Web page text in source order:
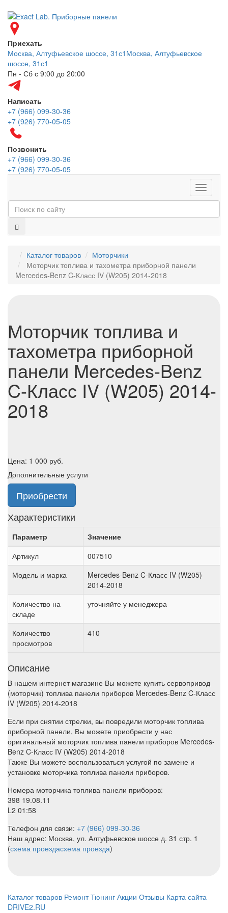
Приехать
Москва, Алтуфьевское шоссе, 31с1 Москва, Алтуфьевское
шоссе, 31с1
Пн - Сб с 9:00 до 20:00
Написать
+7 (966) 099-30-36
+7 (926) 770-05-05
Позвонить
+7 (966) 099-30-36
+7 (926) 770-05-05
Меню
Каталог товаров
Моторчики
Моторчик топлива и тахометра приборной панели
Mercedes-Benz C-Класс IV (W205) 2014-2018
Моторчик топлива и
тахометра приборной
панели Mercedes-Benz
C-Класс IV (W205) 2014-
2018
Цена: 1 000 руб.
Дополнительные услуги
Приобрести
Характеристики
Параметр
Значение
Артикул
007510
Модель и марка
Mercedes-Benz C-Класс IV (W205)
2014-2018
Количество на
складе
уточняйте у менеджера
Количество
просмотров
410
Описание
В нашем интернет магазине Вы можете купить сервопривод
(моторчик) топлива панели приборов Mercedes-Benz C-Класс
IV (W205) 2014-2018
Если при снятии стрелки, вы повредили моторчик топлива
приборной панели, Вы можете приобрести у нас
оригинальный моторчик топлива панели приборов Mercedes-
Benz C-Класс IV (W205) 2014-2018
Также Вы можете воспользоваться услугой по замене и
установке моторчика топлива панели приборов.
Номера моторчика топлива панели приборов:
398 19.08.11
L2 01:58
Телефон для связи: +7 (966) 099-30-36
Наш адрес: Москва, ул. Алтуфьевское шоссе д. 31 стр. 1
(схема проездасхема проезда)
Каталог товаров Ремонт Тюнинг Акции Отзывы Карта сайта
DRIVE2.RU